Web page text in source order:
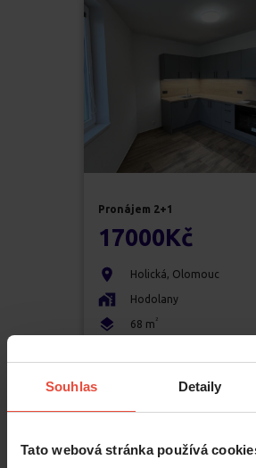
Souhlas Detaily
Tato webová stránka používá
Pronájem 2+1
17000Kč
Holická, Olomouc
Hodolany
68 m 2